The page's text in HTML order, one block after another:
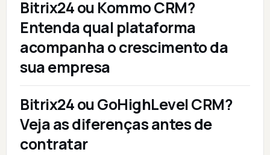
Bitrix24 ou Kommo CRM?
Entenda qual plataforma
acompanha o crescimento da
sua empresa
Bitrix24 ou GoHighLevel CRM?
Veja as diferenças antes de
contratar